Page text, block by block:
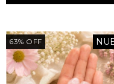
63% OFF